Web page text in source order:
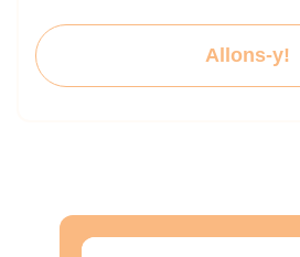
Allons-y!